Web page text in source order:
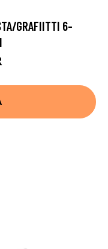
GRAFIITTI 6-